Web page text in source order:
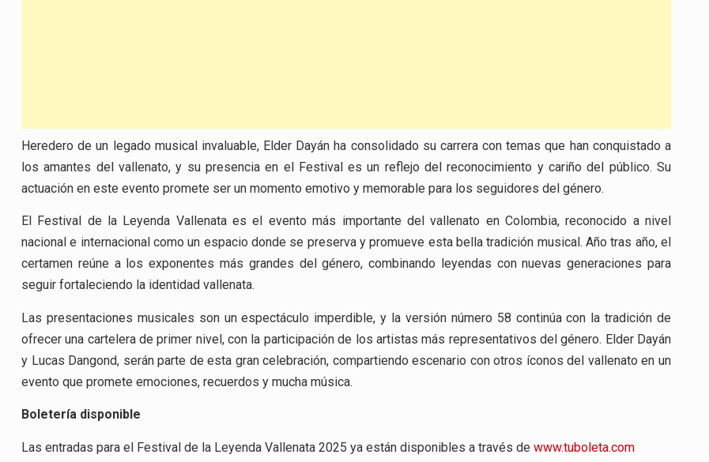
Heredero de un legado musical invaluable, Elder Dayán ha consolidado su carrera con temas que han conquistado a
los amantes del vallenato, y su presencia en el Festival es un reflejo del reconocimiento y cariño del público. Su
actuación en este evento promete ser un momento emotivo y memorable para los seguidores del género.
El Festival de la Leyenda Vallenata es el evento más importante del vallenato en Colombia, reconocido a nivel
nacional e internacional como un espacio donde se preserva y promueve esta bella tradición musical. Año tras año, el
certamen reúne a los exponentes más grandes del género, combinando leyendas con nuevas generaciones para
seguir fortaleciendo la identidad vallenata.
Las presentaciones musicales son un espectáculo imperdible, y la versión número 58 continúa con la tradición de
ofrecer una cartelera de primer nivel, con la participación de los artistas más representativos del género. Elder Dayán
y Lucas Dangond, serán parte de esta gran celebración, compartiendo escenario con otros íconos del vallenato en un
evento que promete emociones, recuerdos y mucha música.
Boletería disponible
Las entradas para el Festival de la Leyenda Vallenata 2025 ya están disponibles a través de www.tuboleta.com